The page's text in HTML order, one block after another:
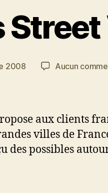
2008 Aucun
aux clients
villes de
des possibles